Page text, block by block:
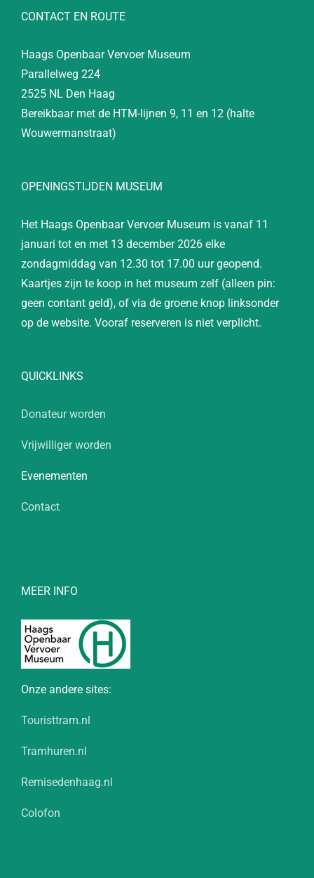
CONTACT EN ROUTE
Haags Openbaar Vervoer Museum
Parallelweg 224
2525 NL Den Haag
Bereikbaar met de HTM-lijnen 9, 11 en 12 (halte
Wouwermanstraat)
OPENINGSTIJDEN MUSEUM
Het Haags Openbaar Vervoer Museum is vanaf 11
januari tot en met 13 december 2026 elke
zondagmiddag van 12.30 tot 17.00 uur geopend.
Kaartjes zijn te koop in het museum zelf (alleen pin:
geen contant geld), of via de groene knop linksonder
op de website. Vooraf reserveren is niet verplicht.
QUICKLINKS
Donateur worden
Vrijwilliger worden
Evenementen
Contact
MEER INFO
Onze andere sites:
Touristtram.nl
Tramhuren.nl
Remisedenhaag.nl
Colofon